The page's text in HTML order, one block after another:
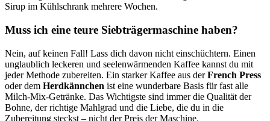
Sirup im Kühlschrank mehrere Wochen.
Muss ich eine teure Siebträgermaschine haben?
Nein, auf keinen Fall! Lass dich davon nicht einschüchtern. Einen
unglaublich leckeren und seelenwärmenden Kaffee kannst du mit
jeder Methode zubereiten. Ein starker Kaffee aus derFrench Press
oder dem Herdkännchen ist eine wunderbare Basis für fast alle
Milch-Mix-Getränke. Das Wichtigste sind immer die Qualität der
Bohne, der richtige Mahlgrad und die Liebe, die du in die
Zubereitung steckst – nicht der Preis der Maschine.